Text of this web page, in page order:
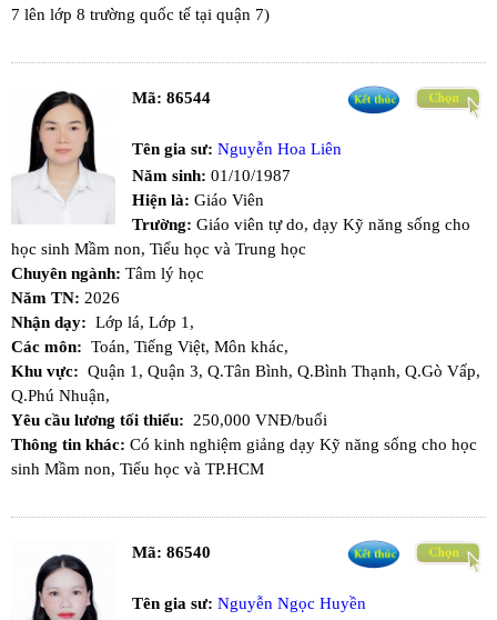
7 lên lớp 8 trường quốc tế tại quận 7)
Mã: 86544
Tên gia sư: Nguyễn Hoa Liên
Năm sinh: 01/10/1987
Hiện là: Giáo Viên
Trường: Giáo viên tự do, dạy Kỹ năng sống cho
học sinh Mầm non, Tiểu học và Trung học
Chuyên ngành: Tâm lý học
Năm TN: 2026
Nhận dạy: Lớp lá, Lớp 1,
Các môn: Toán, Tiếng Việt, Môn khác,
Khu vực: Quận 1, Quận 3, Q.Tân Bình, Q.Bình Thạnh, Q.Gò Vấp,
Q.Phú Nhuận,
Yêu cầu lương tối thiểu:
250,000 VNĐ/buổi
Thông tin khác: Có kinh nghiệm giảng dạy Kỹ năng sống cho học
sinh Mầm non, Tiểu học và TP.HCM
Mã: 86540
Tên gia sư: Nguyễn Ngọc Huyền